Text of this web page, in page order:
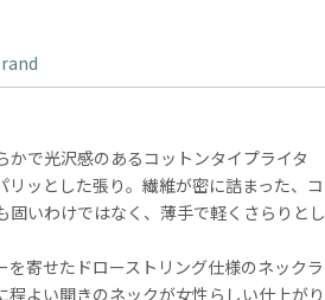
で光沢感のあるコットンタイプライタ
ッとした張り。繊維が密に詰まった、コ
固いわけではなく、薄手で軽くさらりとし
寄せたドローストリング仕様のネックラ
よい開きのネックが女性らしい仕上がり